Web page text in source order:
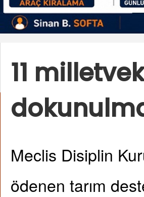
11
Meclis Disiplin
ödenen tarım